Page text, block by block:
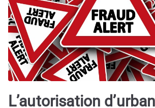
L’autorisation